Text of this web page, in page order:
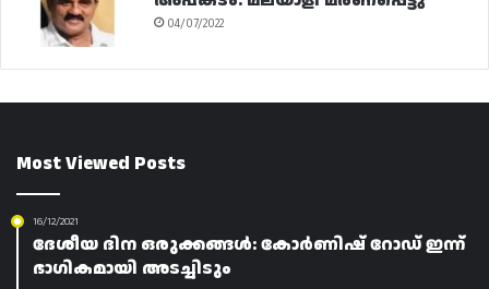
04/07/2022
Most Viewed Posts
16/12/2021
ദേശീയ ദിന ഒരുക്കങ്ങൾ: കോർണിഷ് റോഡ് ഇന്ന്
ഭാഗികമായി അടച്ചിടും